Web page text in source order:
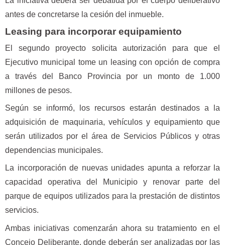
antes de concretarse la cesión del inmueble.
Leasing para incorporar equipamiento
El segundo proyecto solicita autorización para que el
Ejecutivo municipal tome un leasing con opción de compra
a través del Banco Provincia por un monto de 1.000
millones de pesos.
Según se informó, los recursos estarán destinados a la
adquisición de maquinaria, vehículos y equipamiento que
serán utilizados por el área de Servicios Públicos y otras
dependencias municipales.
La incorporación de nuevas unidades apunta a reforzar la
capacidad operativa del Municipio y renovar parte del
parque de equipos utilizados para la prestación de distintos
servicios.
Ambas iniciativas comenzarán ahora su tratamiento en el
Concejo Deliberante, donde deberán ser analizadas por las